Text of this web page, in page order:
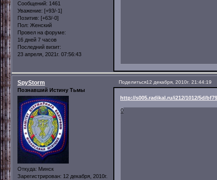
Сообщений: 1461
Уважение: [+93/-1]
Позитив: [+63/-0]
Пол: Женский
Провел на форуме:
16 дней 7 часов
Последний визит:
23 апреля, 2021г. 07:56:43
Поделиться12 декабря, 2010г. 21:44:19
SpyStorm
Познавший Истину Тьмы
Откуда: Минск
Зарегистрирован: 12 декабря, 2010г.
http://s005.radikal.ru/i212/1012/5d/
0